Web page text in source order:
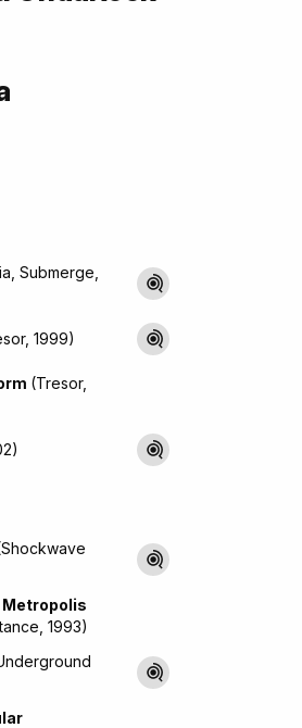
Submerge,
1999)
(Tresor,
Metropolis
1993)